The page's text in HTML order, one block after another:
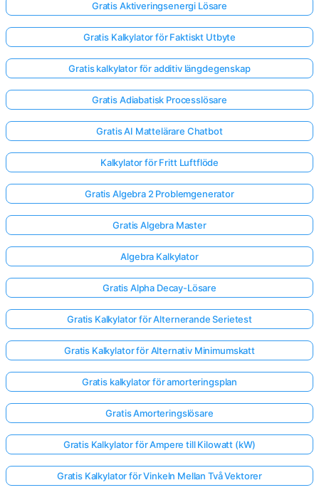
Gratis Aktiveringsenergi Lösare
Gratis Kalkylator för Faktiskt Utbyte
Gratis kalkylator för additiv längdegenskap
Gratis Adiabatisk Processlösare
Gratis AI Mattelärare Chatbot
Kalkylator för Fritt Luftflöde
Gratis Algebra 2 Problemgenerator
Gratis Algebra Master
Algebra Kalkylator
Gratis Alpha Decay-Lösare
Gratis Kalkylator för Alternerande Serietest
Gratis Kalkylator för Alternativ Minimumskatt
Gratis kalkylator för amorteringsplan
Gratis Amorteringslösare
Gratis Kalkylator för Ampere till Kilowatt (kW)
Gratis Kalkylator för Vinkeln Mellan Två Vektorer